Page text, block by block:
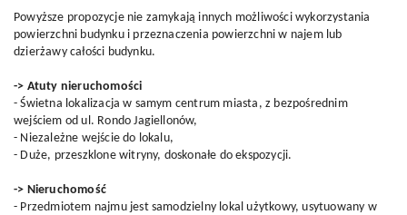
Powyższe propozycje nie zamykają innych możliwości wykorzystania
powierzchni budynku i przeznaczenia powierzchni w najem lub
dzierżawy całości budynku.
-> Atuty nieruchomości
- Świetna lokalizacja w samym centrum miasta, z bezpośrednim
wejściem od ul. Rondo Jagiellonów,
- Niezależne wejście do lokalu,
- Duże, przeszklone witryny, doskonałe do ekspozycji.
-> Nieruchomość
- Przedmiotem najmu jest samodzielny lokal użytkowy, usytuowany w